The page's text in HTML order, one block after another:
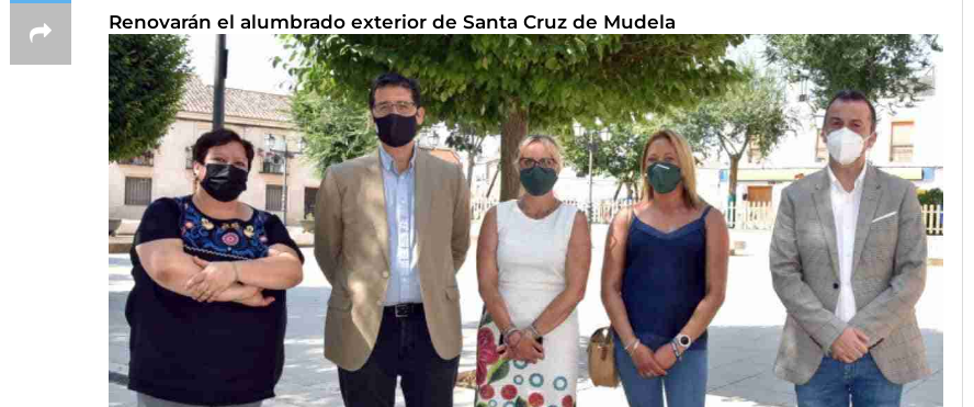
Renovarán el alumbrado exterior de Santa Cruz de Mudela